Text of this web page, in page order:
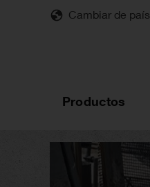
Cambiar de país
Productos